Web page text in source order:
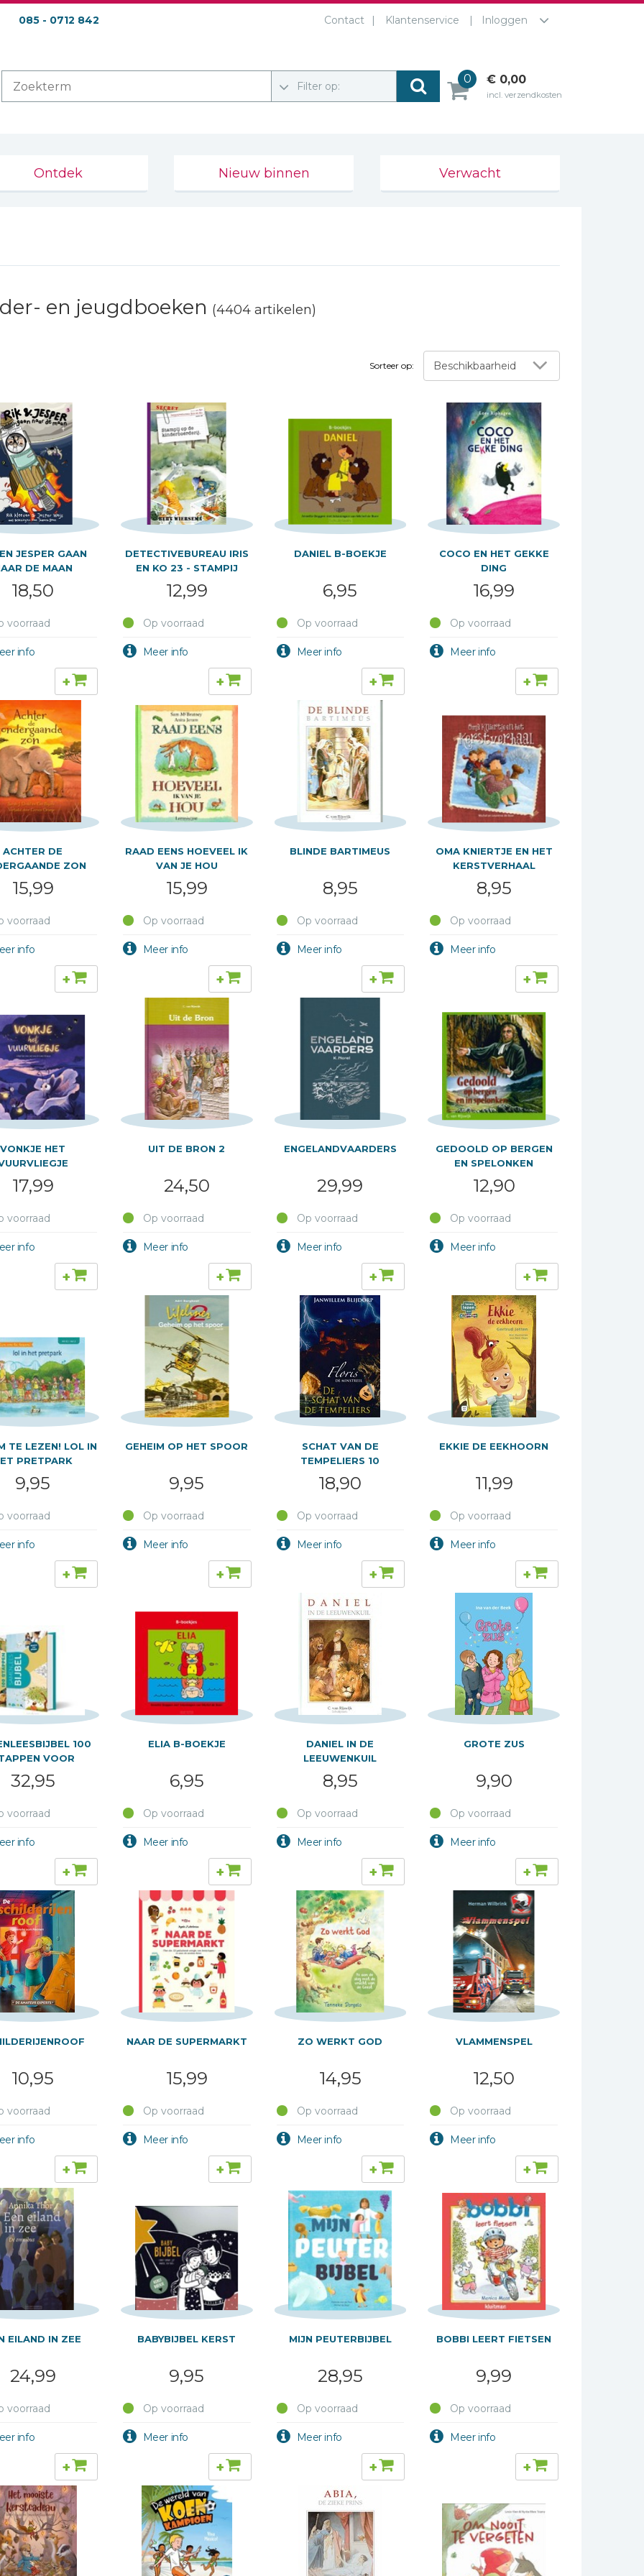
085 - 0712 842 Contact Klantenservice Inloggen
Filter op:
0 € 0,00
incl. verzendkosten
Ontdek Nieuw binnen Verwacht
en jeugdboeken (4404 artikelen)
Sorteer op: Beschikbaarheid
JESPER GAAN
DE MAAN
18,50
voorraad
+
DETECTIVEBUREAU IRIS
EN KO 23 - STAMPIJ
12,99
Op voorraad
+
DANIEL B-BOEKJE
6,95
Op voorraad
+
COCO EN HET GEKKE
DING
16,99
Op voorraad
+
ACHTER DE
ZON
15,99
voorraad
+
RAAD EENS HOEVEEL IK
VAN JE HOU
15,99
Op voorraad
+
BLINDE BARTIMEUS
8,95
Op voorraad
+
OMA KNIERTJE EN HET
KERSTVERHAAL
8,95
Op voorraad
+
VONKJE HET
17,99
voorraad
+
UIT DE BRON 2
24,50
Op voorraad
+
ENGELANDVAARDERS
29,99
Op voorraad
+
GEDOOLD OP BERGEN
EN SPELONKEN
12,90
Op voorraad
+
TE LEZEN! LOL IN
PRETPARK
9,95
voorraad
+
GEHEIM OP HET SPOOR
9,95
Op voorraad
+
SCHAT VAN DE
TEMPELIERS 10
18,90
Op voorraad
+
EKKIE DE EEKHOORN
11,99
Op voorraad
+
100
VOOR
GROEPEN
32,95
voorraad
+
ELIA B-BOEKJE
6,95
Op voorraad
+
DANIEL IN DE
LEEUWENKUIL
8,95
Op voorraad
+
GROTE ZUS
9,90
Op voorraad
+
10,95
voorraad
+
NAAR DE SUPERMARKT
15,99
Op voorraad
+
ZO WERKT GOD
14,95
Op voorraad
+
VLAMMENSPEL
12,50
Op voorraad
+
EILAND IN ZEE
24,99
voorraad
+
BABYBIJBEL KERST
9,95
Op voorraad
+
MIJN PEUTERBIJBEL
28,95
Op voorraad
+
BOBBI LEERT FIETSEN
9,99
Op voorraad
+